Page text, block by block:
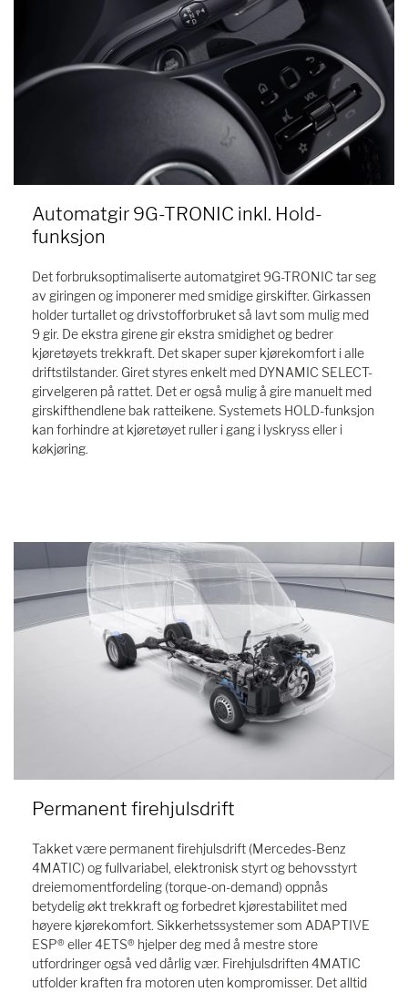
Automatgir 9G-TRONIC inkl. Hold-
funksjon
Det forbruksoptimaliserte automatgiret 9G-TRONIC tar seg
av giringen og imponerer med smidige girskifter. Girkassen
holder turtallet og drivstofforbruket så lavt som mulig med
9 gir. De ekstra girene gir ekstra smidighet og bedrer
kjøretøyets trekkraft. Det skaper super kjørekomfort i alle
driftstilstander. Giret styres enkelt med DYNAMIC SELECT-
girvelgeren på rattet. Det er også mulig å gire manuelt med
girskifthendlene bak ratteikene. Systemets HOLD-funksjon
kan forhindre at kjøretøyet ruller i gang i lyskryss eller i
køkjøring.
Permanent firehjulsdrift
Takket være permanent firehjulsdrift (Mercedes-Benz
4MATIC) og fullvariabel, elektronisk styrt og behovsstyrt
dreiemomentfordeling (torque-on-demand) oppnås
betydelig økt trekkraft og forbedret kjørestabilitet med
høyere kjørekomfort. Sikkerhetssystemer som ADAPTIVE
ESP® eller 4ETS® hjelper deg med å mestre store
utfordringer også ved dårlig vær. Firehjulsdriften 4MATIC
utfolder kraften fra motoren uten kompromisser. Det alltid